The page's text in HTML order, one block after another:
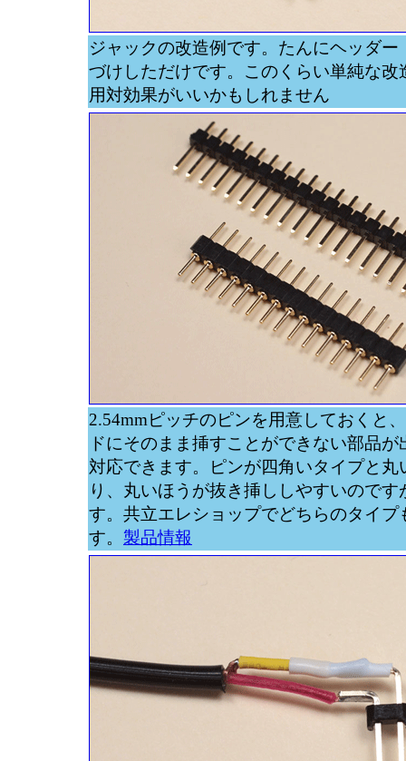
ジャックの改造例です。たんにヘッダー
づけしただけです。このくらい単純な改
用対効果がいいかもしれません
2.54mmピッチのピンを用意しておくと
ドにそのまま挿すことができない部品
対応できます。ピンが四角いタイプと丸
り、丸いほうが抜き挿ししやすいのです
す。共立エレショップでどちらのタイプ
す。 製品情報